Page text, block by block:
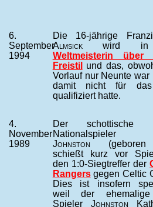
6.
September
1994
Die 16-jährige
Almsickwird in
Weltmeisterin
Freistil
und das,
Vorlauf nur Neunte war
damit nicht für
qualifiziert hatte.
4.
November
1989
Der schottische
Nationalspieler
Johnston
schießt kurz vor
den 1:0-Siegtreffer der
Rangersgegen Celtic
Dies ist insofern
weil der
Spieler Johnston